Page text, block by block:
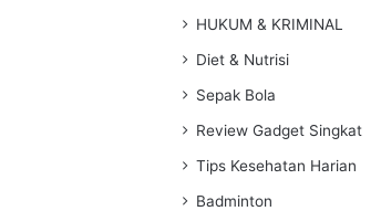
HUKUM & KRIMINAL
Diet & Nutrisi
Sepak Bola
Review Gadget Singkat
Tips Kesehatan Harian
Badminton